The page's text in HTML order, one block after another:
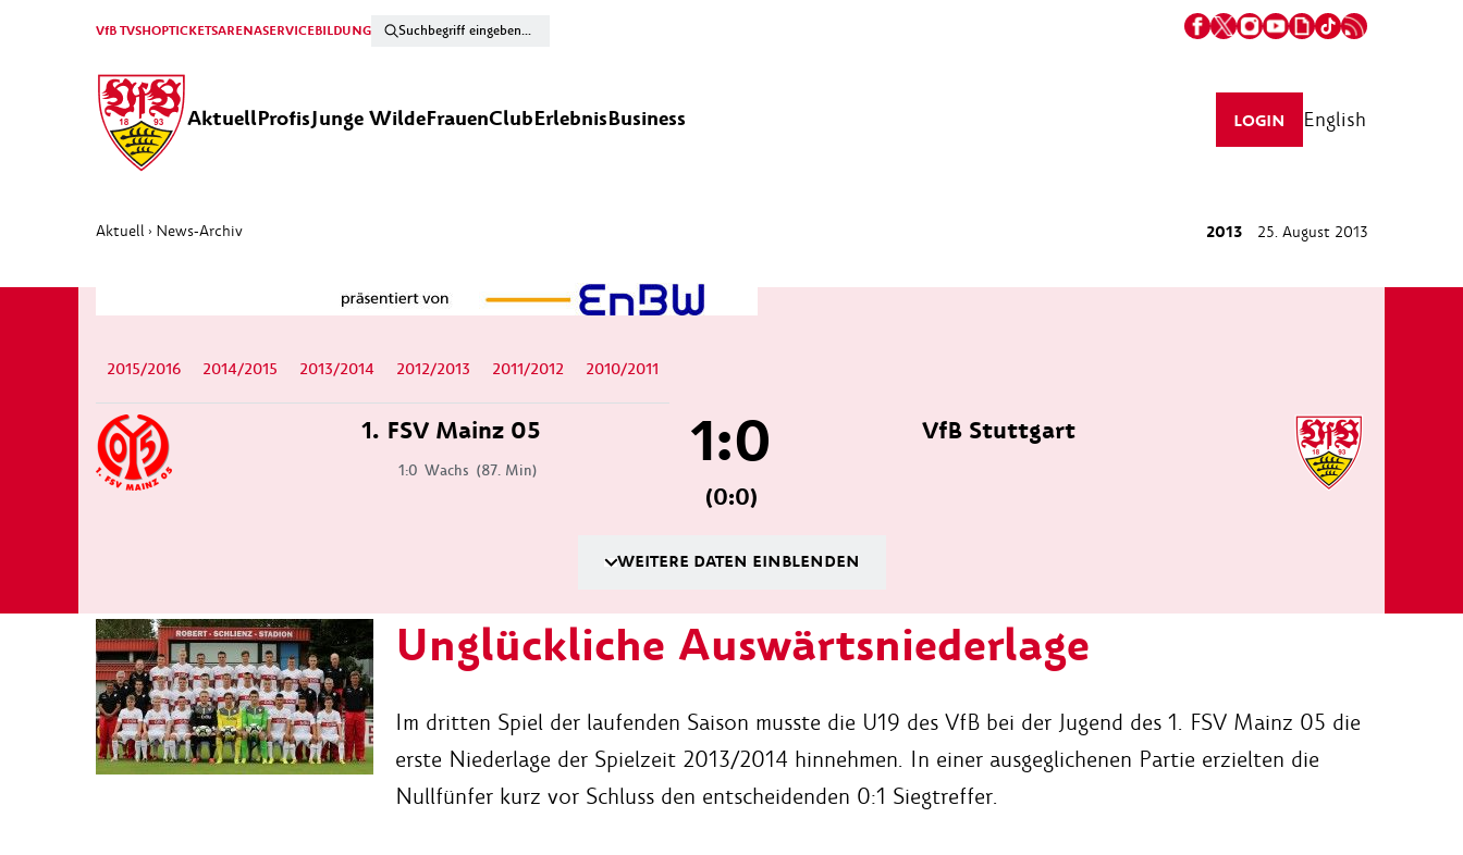
VfB TVSHOPTICKETSARENASERVICEBILDUNG
AktuellProfisJunge WildeFrauenClubErlebnisBusiness LOGIN English
Aktuell › News-Archiv 2013 25. August 2013
2015/2016 2014/2015 2013/2014 2012/2013 2011/2012 2010/2011
1. FSV Mainz 05
1:0 Wachs (87. Min)
VfB Stuttgart
1:0
(0:0)
WEITERE DATEN EINBLENDEN
Unglückliche Auswärtsniederlage
Im dritten Spiel der laufenden Saison musste die U19 des VfB bei der Jugend des 1. FSV Mainz 05 die
erste Niederlage der Spielzeit 2013/2014 hinnehmen. In einer ausgeglichenen Partie erzielten die
Nullfünfer kurz vor Schluss den entscheidenden 0:1 Siegtreffer.